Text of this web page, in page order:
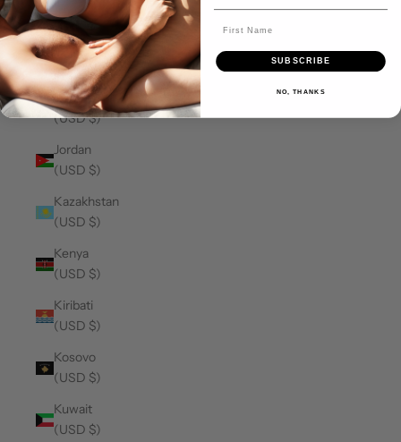
(USD $)
Japan
(USD $)
Jersey
(USD $)
Jordan
(USD $)
Kazakhstan
(USD $)
Kenya
(USD $)
Kiribati
(USD $)
Kosovo
(USD $)
Kuwait
(USD $)
SUBSCRIBE
NO, THANKS